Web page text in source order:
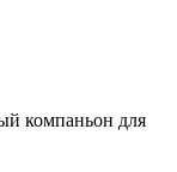
компаньон для